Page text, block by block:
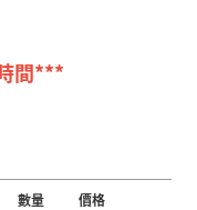
間***
數量 價格